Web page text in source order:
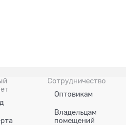
Сотрудничество
Оптовикам
Владельцам
помещений